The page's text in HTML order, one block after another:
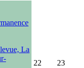
La
22 23